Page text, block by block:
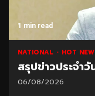
1 min read
NATIONAL HOT
สรุปข่าวประจำ
06/08/2026